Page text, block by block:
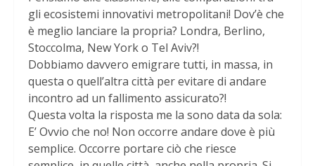
gli ecosistemi innovativi metropolitani! Dov’è che
è meglio lanciare la propria? Londra, Berlino,
Stoccolma, New York o Tel Aviv?!
Dobbiamo davvero emigrare tutti, in massa, in
questa o quell’altra città per evitare di andare
incontro ad un fallimento assicurato?!
Questa volta la risposta me la sono data da sola:
E’ Ovvio che no! Non occorre andare dove è più
semplice. Occorre portare ciò che riesce